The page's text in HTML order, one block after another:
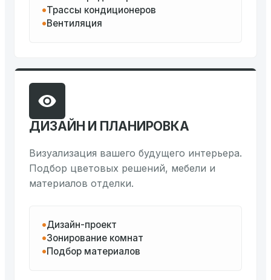
Трассы кондиционеров
Вентиляция
ДИЗАЙН И ПЛАНИРОВКА
Визуализация вашего будущего интерьера.
Подбор цветовых решений, мебели и
материалов отделки.
Дизайн-проект
Зонирование комнат
Подбор материалов